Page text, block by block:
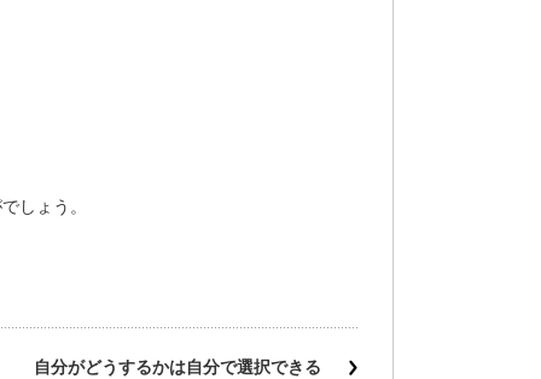
しょう。
自分がどうするかは自分で選択できる